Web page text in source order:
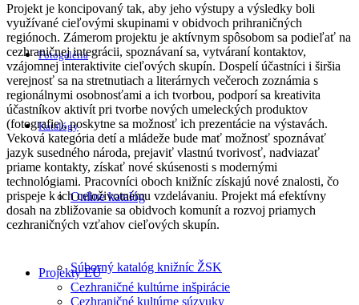
Fotogaléria
Katalógy
Online katalóg
Súborný katalóg knižníc ŽSK
Projekt je koncipovaný tak, aby jeho výstupy a výsledky boli
využívané cieľovými skupinami v obidvoch prihraničných
regiónoch. Zámerom projektu je aktívnym spôsobom sa podieľať na
cezhraničnej integrácii, spoznávaní sa, vytváraní kontaktov,
vzájomnej interaktivite cieľových skupín. Dospelí účastníci i širšia
verejnosť sa na stretnutiach a literárnych večeroch zoznámia s
regionálnymi osobnosťami a ich tvorbou, podporí sa kreativita
účastníkov aktivít pri tvorbe nových umeleckých produktov
(fotografie), poskytne sa možnosť ich prezentácie na výstavách.
Veková kategória detí a mládeže bude mať možnosť spoznávať
jazyk susedného národa, prejaviť vlastnú tvorivosť, nadviazať
priame kontakty, získať nové skúsenosti s modernými
technológiami. Pracovníci oboch knižníc získajú nové znalosti, čo
prispeje k ich celoživotnému vzdelávaniu. Projekt má efektívny
dosah na zbližovanie sa obidvoch komunít a rozvoj priamych
cezhraničných vzťahov cieľových skupín.
Projekty EÚ
Cezhraničné kultúrne inšpirácie
Cezhraničné kultúrne súzvuky